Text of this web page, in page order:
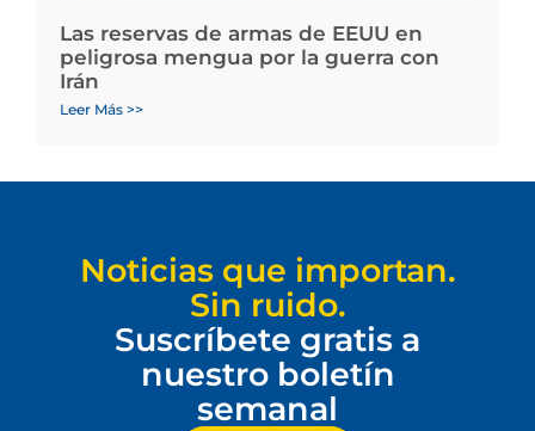
Las reservas de armas de EEUU en
peligrosa mengua por la guerra con
Irán
Leer Más >>
Noticias que importan.
Sin ruido.
Suscríbete gratis a
nuestro boletín
semanal